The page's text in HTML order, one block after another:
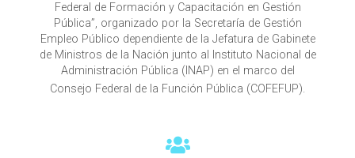
Federal de Formación y Capacitación en Gestión
Pública”, organizado por la Secretaría de Gestión
Empleo Público dependiente de la Jefatura de Gabinete
de Ministros de la Nación junto al Instituto Nacional de
Administración Pública (INAP) en el marco del
Consejo Federal de la Función Pública (COFEFUP).